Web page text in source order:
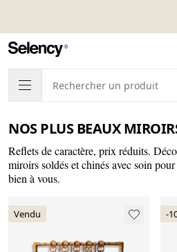
NOS PLUS BEAUX
Reflets de caractère, prix réduits.
miroirs soldés et chinés avec soin
bien à vous.
Vendu -